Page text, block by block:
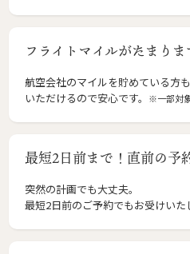
フライトマイルがたまりま
航空会社のマイルを貯めている方
いただけるので安心です。
※一部対
最短2日前まで！直前の予
突然の計画でも大丈夫。
最短2日前のご予約でもお受けいた